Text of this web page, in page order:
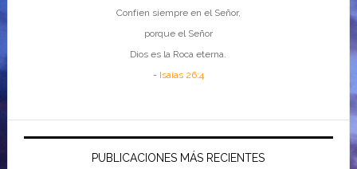
Confíen siempre en el Señor,
porque el Señor
Dios es la Roca eterna.
- Isaías 26:4
PUBLICACIONES MÁS RECIENTES